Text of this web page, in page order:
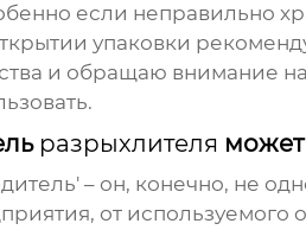
если неправильно
упаковки
и обращаю внимание
разрыхлителя
– он, конечно, не
от